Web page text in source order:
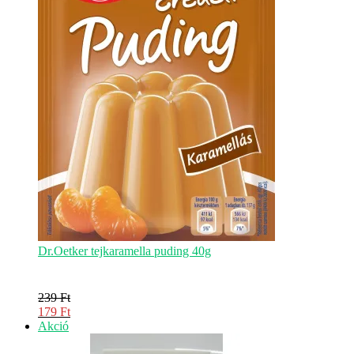
Dr.Oetker tejkaramella puding 40g
239Ft
Original
price
179 Ft
Current
AkcióAkciós